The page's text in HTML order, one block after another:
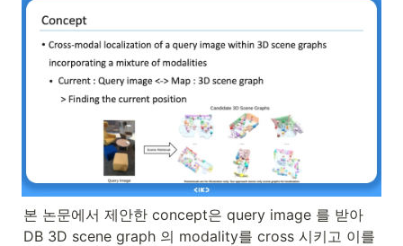
본 논문에서 제안한 concept은 query image 를 받아
DB 3D scene graph 의 modality를 cross 시키고 이를